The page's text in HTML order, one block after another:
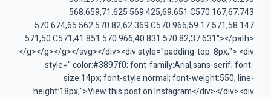
568.659,71.625 569.425,69.651 C570.167,67.743
570.674,65.562 570.82,62.369 C570.966,59.17 571,58.147
571,50 C571,41.851 570.966,40.831 570.82,37.631"></path>
</g></g></g></svg></div><div style="padding-top: 8px;"> <div
style=" color:#3897f0; font-family:Arial,sans-serif; font-
size:14px; font-style:normal; font-weight:550; line-
height:18px;">View this post on Instagram</div></div><div